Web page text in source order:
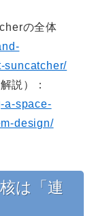
の全体
suncatcher/
説）：
a-space-
design/
は「連